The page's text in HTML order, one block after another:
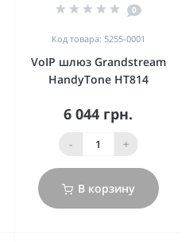
0
Код товара: 5255-0001
VoIP шлюз Grandstream
HandyTone HT814
6 044 грн.
- +
В корзину